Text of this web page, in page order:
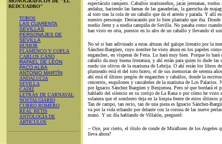
REDCUADRO"
TOROS
LAS CUARENTA
SEVILLAS
PERSONAJES DE
SEVILLA
HUMOR
FLAMENCO Y COPLA
CARLOS CANO
RAFAEL DE LEÓN
PACO ALBA
ANTONIO MARTÍN
ANDALUCIA
SEVILLA
CADIZ
LETRAS DE CARNAVAL
NOSTALGIARIO
CURRO ROMERO
REAL BETIS
ANTOLOGÍA DE
ARTICULOS
espectáculo campero. Caballos marismeños, jacas jerezanas,
andaluz, haciendo las faenas de las ganaderías, la garrocha de
al toro tras la cola de un caballo que da el arreón y parada. Y allí
nuestro personaje. Destacando por lo bien plantado que iba.
medio Jerez y a media campiña de Sevilla. No pasaba como
han visto en otra, puestos en lo alto de un caballo y llevando el
No sé si han adivinado a estas alturas del galope literario por la
Sánchez-Ibargüen, cuyo nombre he visto ahora en los papeles
enganches, en vísperas de Feria. Lo hará muy bien. Porque lo
caballo da muy buena literatura, y ahí están para quien lo dude las
ruedo sin olivos de la marisma de Lebrija. O ahí están los libros
plumeado está el del toro bravo, el de sus memorias de setenta
ahí está el último pregón de enganches y caballos, donde la
cencerros, esquilones y cascabeles de la marisma de Los
por Ignacio Sánchez Ibargüen y Benjumea. Pero sé que bordará el
hablado del silencio en su cortijo de La Rana o por cómo he visto
solanera que el sombrero deja en la limpia frente de estos últimos
Tan de campo, tan recio, tan de una pieza es Ignacio Sánchez-
va por la vida echando por delante con la corona de las nueve
mano. Y un día hablando de Villalón, pregunté:
-- Oye, por cierto, el título de conde de Miraflores de los Angeles
lleva ahora?